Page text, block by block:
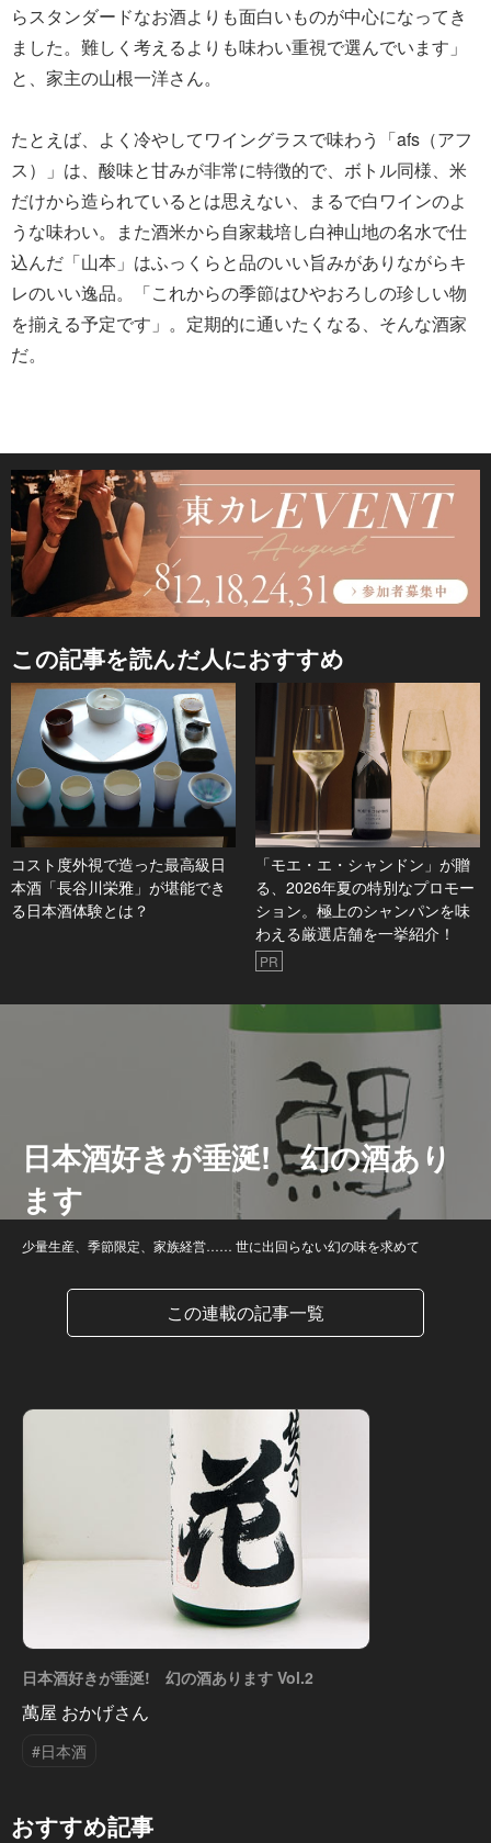
らスタンダードなお酒よりも面白いものが中心になってき
ました。難しく考えるよりも味わい重視で選んでいます」
と、家主の山根一洋さん。
たとえば、よく冷やしてワイングラスで味わう「afs（アフ
ス）」は、酸味と甘みが非常に特徴的で、ボトル同様、米
だけから造られているとは思えない、まるで白ワインのよ
うな味わい。また酒米から自家栽培し白神山地の名水で仕
込んだ「山本」はふっくらと品のいい旨みがありながらキ
レのいい逸品。「これからの季節はひやおろしの珍しい物
を揃える予定です」。定期的に通いたくなる、そんな酒家
だ。
この記事を読んだ人におすすめ
コスト度外視で造った最高級日
本酒「長谷川栄雅」が堪能でき
る日本酒体験とは？
「モエ・エ・シャンドン」が贈
る、2026年夏の特別なプロモー
ション。極上のシャンパンを味
わえる厳選店舗を一挙紹介！
PR
日本酒好きが垂涎! 幻の酒あり
ます
少量生産、季節限定、家族経営…… 世に出回らない幻の味を求めて
この連載の記事一覧
日本酒好きが垂涎! 幻の酒あります Vol.2
萬屋 おかげさん
#日本酒
おすすめ記事